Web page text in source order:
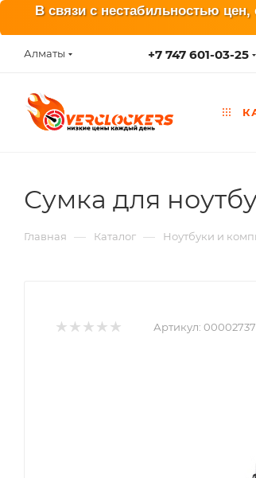
В связи с нестабильностью
Алматы +7 747 601-03-25
Сумка для
Главная — Каталог — Ноутбуки и
Артикул: